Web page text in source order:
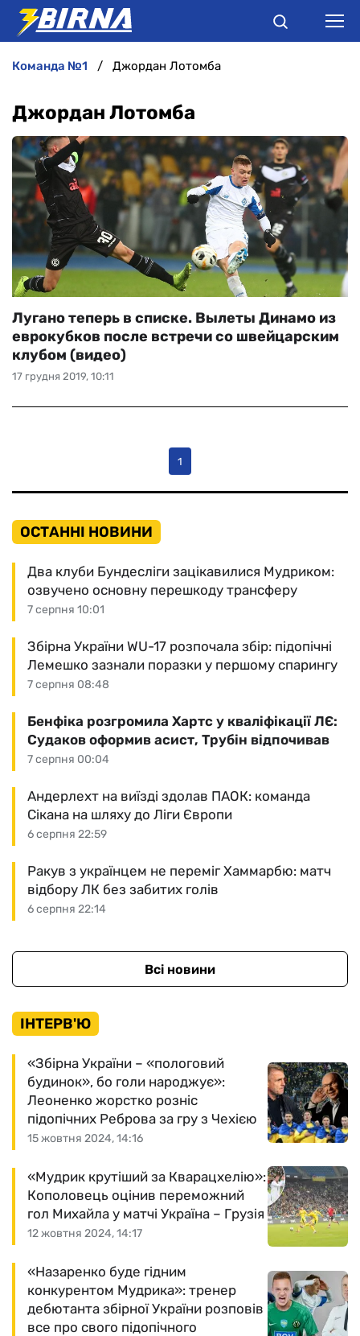
АНАЛІТИКА
ІНТЕРВ'Ю
РІЗНЕ
БУКМЕКЕРИ
команда №1 Джордан Лотомба
Джордан Лотомба
17 грудня 2019, 10:11
Лугано теперь в списке. Вылеты Динамо из
еврокубков после встречи со швейцарским
клубом (видео)
1
ОСТАННІ НОВИНИ
7 серпня 10:01
Два клуби Бундесліги зацікавилися Мудриком:
озвучено основну перешкоду трансферу
7 серпня 08:48
Збірна України WU-17 розпочала збір: підопічні
Лемешко зазнали поразки у першому спарингу
7 серпня 00:04
Бенфіка розгромила Хартс у кваліфікації ЛЄ:
Судаков оформив асист, Трубін відпочивав
6 серпня 22:59
Андерлехт на виїзді здолав ПАОК: команда
Сікана на шляху до Ліги Європи
6 серпня 22:14
Ракув з українцем не переміг Хаммарбю: матч
відбору ЛК без забитих голів
Всі новини
ІНТЕРВ'Ю
15 жовтня 2024, 14:16
«Збірна України – «пологовий
будинок», бо голи народжує»:
Леоненко жорстко розніс
підопічних Реброва за гру з Чехією
12 жовтня 2024, 14:17
«Мудрик крутіший за Кварацхелію»:
Кополовець оцінив переможний
гол Михайла у матчі Україна – Грузія
«Назаренко буде гідним
конкурентом Мудрика»: тренер
дебютанта збірної України розповів
все про свого підопічного